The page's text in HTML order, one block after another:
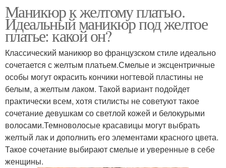
Маникюр к желтому платью.
Идеальный маникюр под желтое
платье: какой он?
Классический маникюр во французском стиле идеально
сочетается с желтым платьем.Смелые и эксцентричные
особы могут окрасить кончики ногтевой пластины не
белым, а желтым лаком. Такой вариант подойдет
практически всем, хотя стилисты не советуют такое
сочетание девушкам со светлой кожей и белокурыми
волосами.Темноволосые красавицы могут выбрать
желтый лак и дополнить его элементами красного цвета.
Такое сочетание выбирают смелые и уверенные в себе
женщины.